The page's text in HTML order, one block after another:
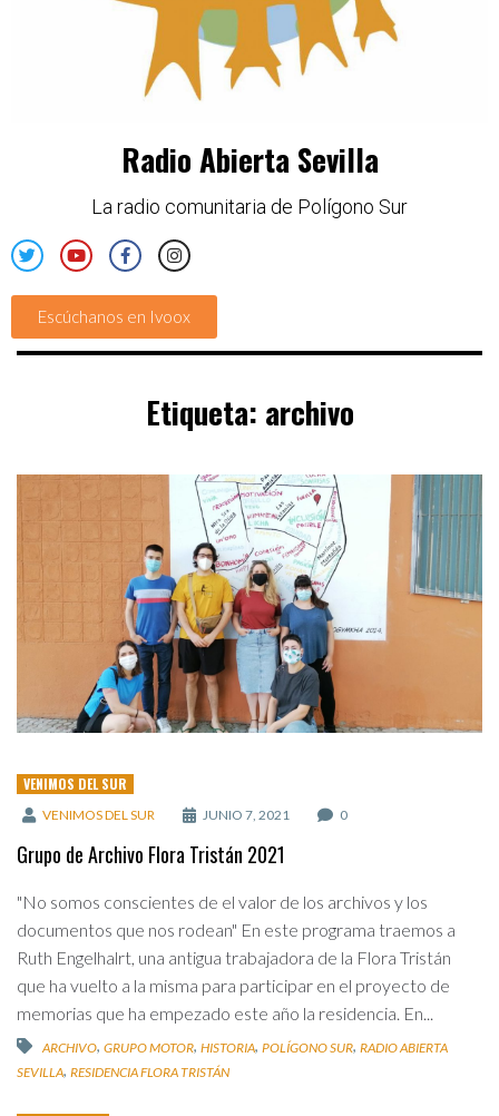
Radio Abierta Sevilla
La radio comunitaria de Polígono Sur
Escúchanos en Ivoox
Etiqueta: archivo
VENIMOS DEL SUR
VENIMOS DEL SUR JUNIO 7, 2021 0
Grupo de Archivo Flora Tristán 2021
"No somos conscientes de el valor de los archivos y los
documentos que nos rodean" En este programa traemos a
Ruth Engelhalrt, una antigua trabajadora de la Flora Tristán
que ha vuelto a la misma para participar en el proyecto de
memorias que ha empezado este año la residencia. En...
ARCHIVO, GRUPO MOTOR, HISTORIA, POLÍGONO SUR, RADIO ABIERTA
SEVILLA, RESIDENCIA FLORA TRISTÁN